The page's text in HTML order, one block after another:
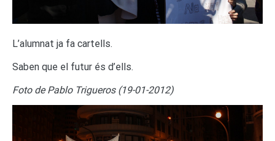
L’alumnat ja fa cartells.
Saben que el futur és d’ells.
Foto de Pablo Trigueros (19-01-2012)